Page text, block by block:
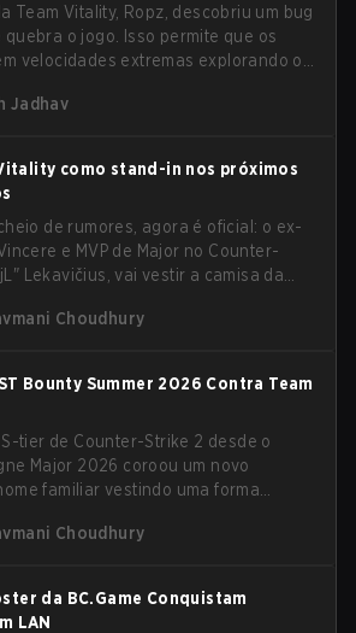
Team Vitality, Ropz, descobriu um bug
quebra o jogo. Isso permite que os
velocidades extremas explorando o
Jadhav
como stand-in nos próximos
de rumores, agora é oficial: o ex-
e MVP de Major no Counter-
Lekavičius, vai vestir a camisa da
Choudhury
Bounty Summer 2026 Contra Team
tier de Counter-Strike 2 desde o
Major 2026 coroou um novo
familiar vestindo uma forma
Team Spirit em uma série
Choudhury
da BC.Game Conquistam
LAN